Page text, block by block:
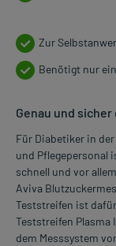
Zur
Benötigt nur
Genau und
Für Diabetiker in
und Pflegepersonal
schnell und vor
Aviva
Teststreifen ist
Teststreifen Plasma
dem Messsystem